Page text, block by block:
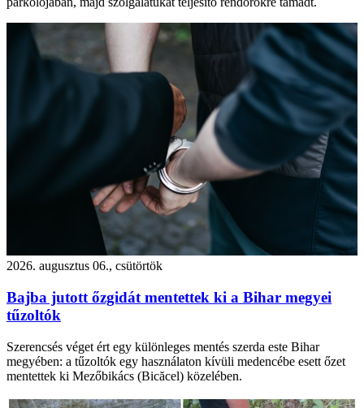
2026. augusztus 06., csütörtök
Bajba jutott őzgidát mentettek ki a Bihar megyei
tűzoltók
Szerencsés véget ért egy különleges mentés szerda este Bihar
megyében: a tűzoltók egy használaton kívüli medencébe esett őzet
mentettek ki Mezőbikács (Bicăcel) közelében.